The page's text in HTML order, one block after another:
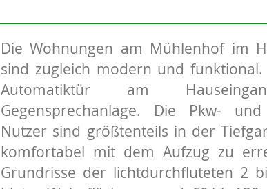
Die Wohnungen am Mühlenhof im
sind zugleich modern und
Automatiktür am
Gegensprechanlage. Die Pkw-
Nutzer sind größtenteils in der
komfortabel mit dem Aufzug zu
Grundrisse der lichtdurchfluteten 2